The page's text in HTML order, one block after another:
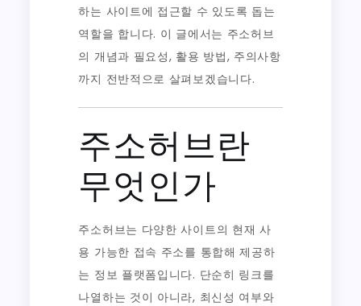
하는 사이트에 접근할 수 있도록 돕는
역할을 합니다. 이 글에서는 주소허브
의 개념과 필요성, 활용 방법, 주의사항
까지 전반적으로 살펴보겠습니다.
주소허브란
무엇인가
주소허브는 다양한 사이트의 현재 사
용 가능한 접속 주소를 통합해 제공하
는 정보 플랫폼입니다. 단순히 링크를
나열하는 것이 아니라, 최신성 여부와